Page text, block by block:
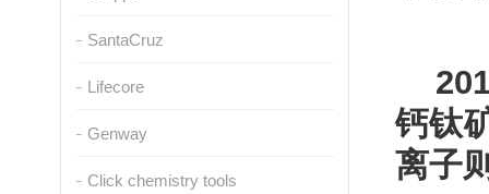
SantaCruz
Lifecore
Genway
Click chemistry tools
钙钛
离子